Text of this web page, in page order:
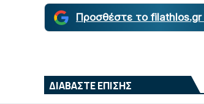
Προσθέστε το
ΔΙΑΒΑΣΤΕ ΕΠΙΣΗΣ